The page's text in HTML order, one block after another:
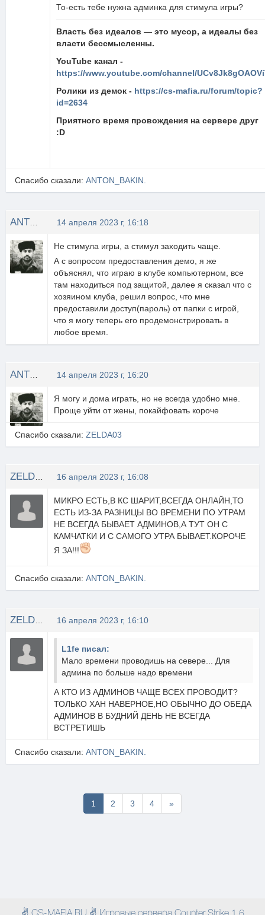
То-есть тебе нужна админка для стимула игры?
Власть без идеалов — это мусор, а идеалы без
власти бессмысленны.
YouTube канал -
https://www.youtube.com/channel/
Ролики из демок - https://cs-mafia.ru/forum/topic?
id=2634
Приятного время провождения на сервере друг
:D
Спасибо сказали: ANTON_BAKIN.
14 апреля 2023 г, 16:18
Не стимула игры, а стимул заходить чаще.
А с вопросом предоставления демо, я же
объяснял, что играю в клубе компьютерном, все
там находиться под защитой, далее я сказал что с
хозяином клуба, решил вопрос, что мне
предоставили доступ(пароль) от папки с игрой,
что я могу теперь его продемонстрировать в
любое время.
14 апреля 2023 г, 16:20
Я могу и дома играть, но не всегда удобно мне.
Проще уйти от жены, покайфовать короче
Спасибо сказали: ZELDA03
16 апреля 2023 г, 16:08
МИКРО ЕСТЬ,В КС ШАРИТ,ВСЕГДА ОНЛАЙН,ТО
ЕСТЬ ИЗ-ЗА РАЗНИЦЫ ВО ВРЕМЕНИ ПО УТРАМ
НЕ ВСЕГДА БЫВАЕТ АДМИНОВ,А ТУТ ОН С
КАМЧАТКИ И С САМОГО УТРА БЫВАЕТ.КОРОЧЕ
Я ЗА!!!
Спасибо сказали: ANTON_BAKIN.
16 апреля 2023 г, 16:10
L1fe писал:
Мало времени проводишь на севере... Для
админа по больше надо времени
А КТО ИЗ АДМИНОВ ЧАЩЕ ВСЕХ ПРОВОДИТ?
ТОЛЬКО ХАН НАВЕРНОЕ,НО ОБЫЧНО ДО ОБЕДА
АДМИНОВ В БУДНИЙ ДЕНЬ НЕ ВСЕГДА
ВСТРЕТИШЬ
Спасибо сказали: ANTON_BAKIN.
1 2 3 4 »Последняя